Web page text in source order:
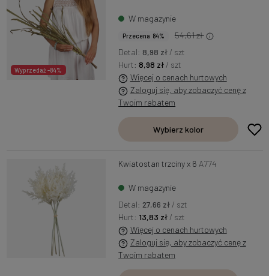
Wyprzedaż -84%
W magazynie
Przecena 84%
54,61 zł
Detal: 8,98 zł / szt
Hurt:8,98 zł / szt
Więcej o cenach hurtowych
Zaloguj się, aby zobaczyć cenę z
Twoim rabatem
Wybierz kolor
Kwiatostan trzciny x 6 A774
W magazynie
Detal: 27,66 zł / szt
Hurt: 13,83 zł / szt
Więcej o cenach hurtowych
Zaloguj się, aby zobaczyć cenę z
Twoim rabatem